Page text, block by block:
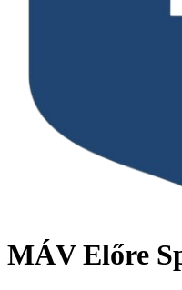
MÁV Előre